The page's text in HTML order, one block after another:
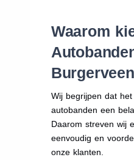
Waarom
Wij begrijpen dat
autobanden een
Daarom streven wij
eenvoudig en
onze klanten.